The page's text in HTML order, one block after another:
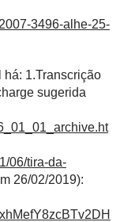
3496-alhe-25-
há: 1.Transcrição
sugerida
06/tira-da-
26/02/2019):